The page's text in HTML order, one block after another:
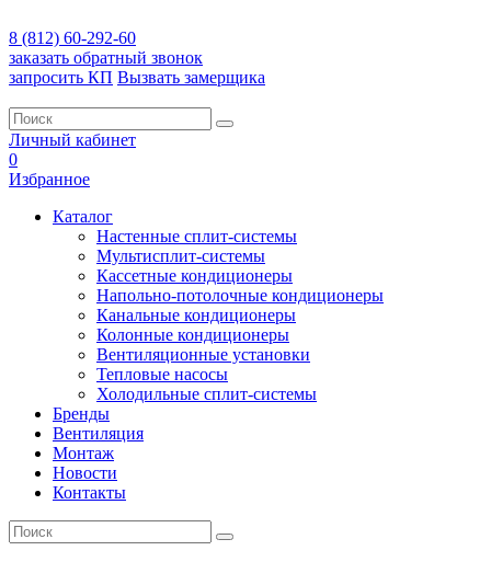
8 (812) 60-292-60
заказать обратный звонок
запросить КП Вызвать замерщика
Личный кабинет
0
Избранное
Каталог
Настенные сплит-системы
Мультисплит-системы
Кассетные кондиционеры
Напольно-потолочные кондиционеры
Канальные кондиционеры
Колонные кондиционеры
Вентиляционные установки
Тепловые насосы
Холодильные сплит-системы
Бренды
Вентиляция
Монтаж
Новости
Контакты